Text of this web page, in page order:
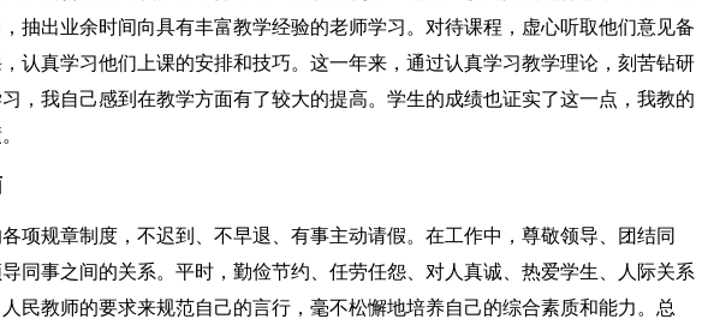
抽出业余时间向具有丰富教学经验的老师学习。对待课程，虚心听取他们意见备
认真学习他们上课的安排和技巧。这一年来，通过认真学习教学理论，刻苦钻研
，我自己感到在教学方面有了较大的提高。学生的成绩也证实了这一点，我教的
规章制度，不迟到、不早退、有事主动请假。在工作中，尊敬领导、团结同
同事之间的关系。平时，勤俭节约、任劳任怨、对人真诚、热爱学生、人际关系
民教师的要求来规范自己的言行，毫不松懈地培养自己的综合素质和能力。总